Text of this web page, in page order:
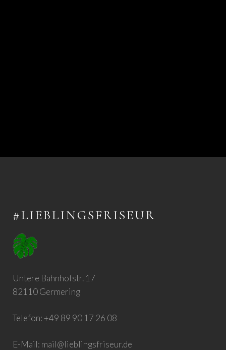
#LIEBLINGSFRISEUR
Untere Bahnhofstr. 17
82110 Germering
Telefon: +49 89 90 17 26 08
E-Mail: mail@lieblingsfriseur.de